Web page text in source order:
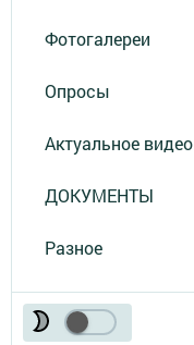
Фотогалереи
Опросы
Актуальное видео
ДОКУМЕНТЫ
Разное